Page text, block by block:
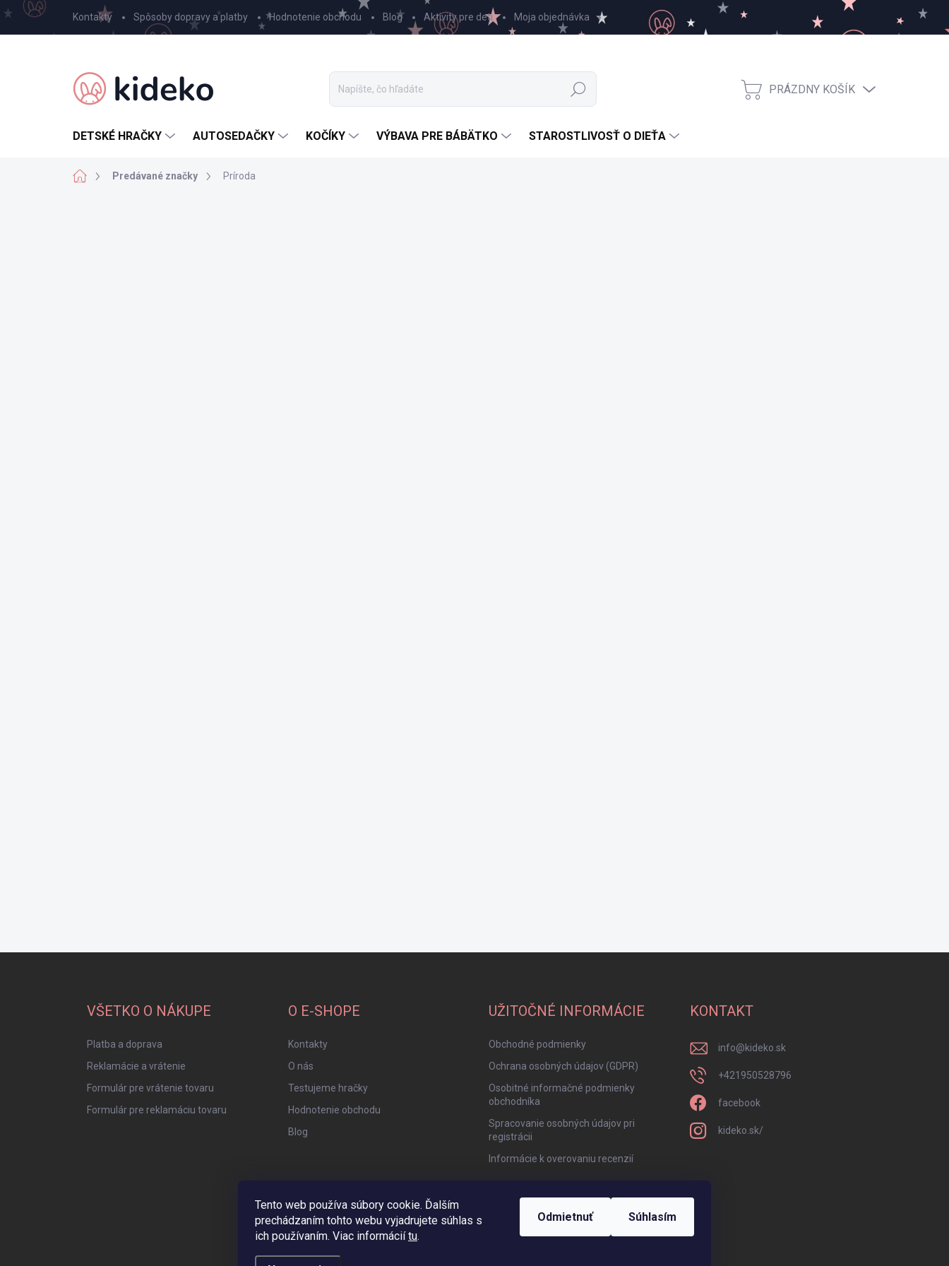
Tento web používa súbory cookie. Ďalším
prechádzaním tohto webu vyjadrujete súhlas s
ich používaním. Viac informáciítu.
Odmietnuť Súhlasím
Prejsť
na
obsah
Kontakty Spôsoby dopravy a platby Hodnotenie obchodu Blog Aktivity pre deti Moja objednávka
Hľadať
NÁKUPNÝ
PRÁZDNY KOŠÍK
DETSKÉ HRAČKY AUTOSEDAČKY KOČÍKY VÝBAVA PRE BÁBÄTKO STAROSTLIVOSŤ O DIEŤA
DomovPredávané značky Príroda
VŠETKO O NÁKUPE
Platba a doprava
Reklamácie a vrátenie
Formulár pre vrátenie tovaru
Formulár pre reklamáciu tovaru
O E-SHOPE
Kontakty
O nás
Testujeme hračky
Hodnotenie obchodu
Blog
UŽITOČNÉ INFORMÁCIE
Obchodné podmienky
Ochrana osobných údajov (GDPR)
Osobitné informačné podmienky
obchodníka
Spracovanie osobných údajov pri
registrácii
Informácie k overovaniu recenzií
KONTAKT
info@kideko.sk
+421950528796
facebook
kideko.sk/